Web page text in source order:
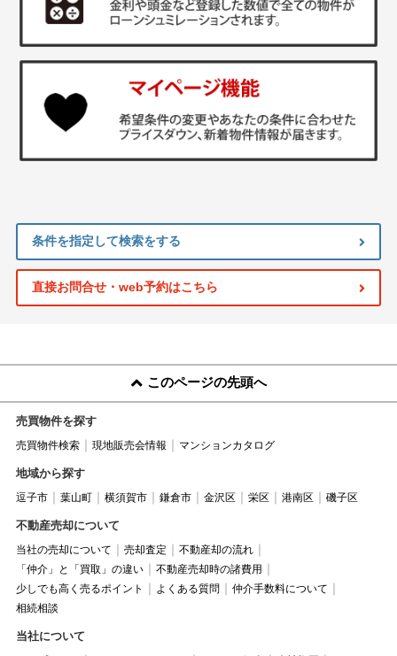
条件を指定して検索をする
直接お問合せ・web予約はこちら
このページの先頭へ
売買物件を探す
売買物件検索 現地販売会情報 マンションカタログ
地域から探す
逗子市 葉山町 横須賀市 鎌倉市 金沢区 栄区 港南区 磯子区
不動産売却について
当社の売却について 売却査定
不動産却の流れ
「仲介」と「買取」の違い
不動産売却時の諸費用
少しでも高く売るポイント
よくある質問
仲介手数料について
相続相談
当社について